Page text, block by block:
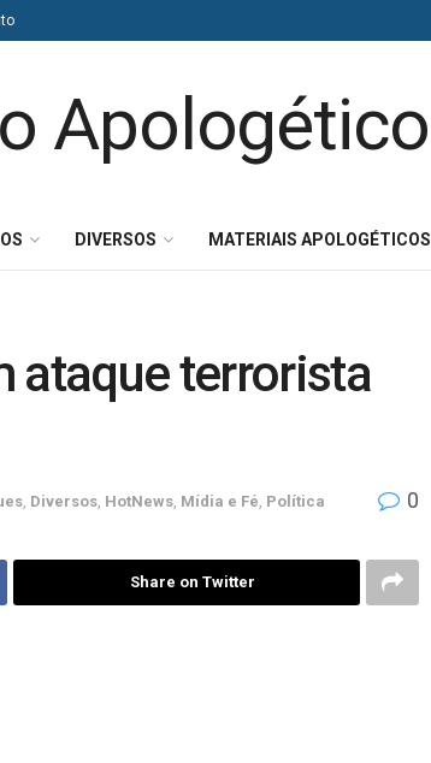
DIVERSOS MATERIAIS APOLOGÉTICOS
ataque terrorista
Diversos HotNews Mídia e Fé Política 0
Share on Twitter